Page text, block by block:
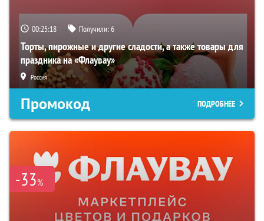
00:25:17 Получили:6
Торты, пирожные и другие сладости, а также товары для
праздника на «Флаувау»
Россия
Промокод ПОДРОБНЕЕ
-33%